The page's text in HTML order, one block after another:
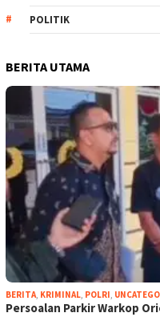
POLITIK
BERITA UTAMA
BERITA, KRIMINAL, POLRI,
Persoalan Parkir Warkop